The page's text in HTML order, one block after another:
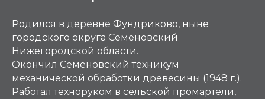
Родился в деревне Фундриково, ныне
городского округа Семёновский
Нижегородской области.
Окончил Семёновский техникум
механической обработки древесины (1948 г.).
Работал техноруком в сельской промартели,